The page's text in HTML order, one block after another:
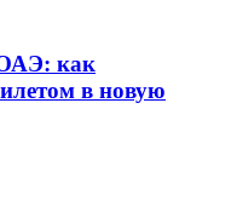
как
в новую